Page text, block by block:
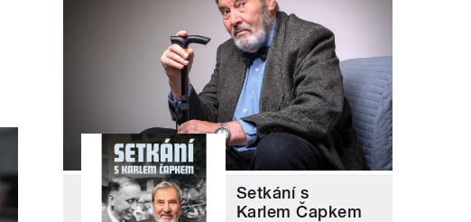
Setkání s
Karlem Čapkem